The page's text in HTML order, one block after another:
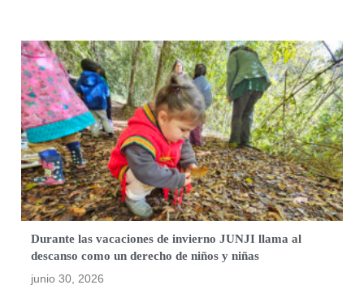
Durante las vacaciones de invierno JUNJI llama al
descanso como un derecho de niños y niñas
junio 30, 2026